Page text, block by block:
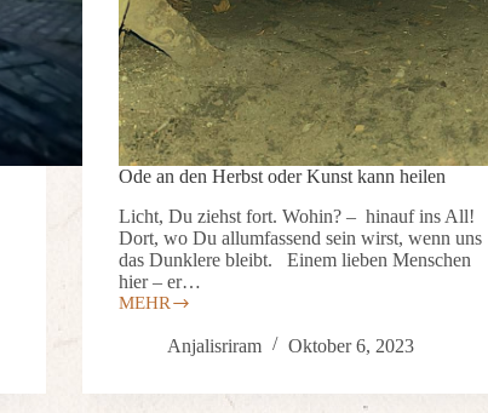
Ode an den Herbst oder Kunst kann heilen
Licht, Du ziehst fort. Wohin? – hinauf ins All!
Dort, wo Du allumfassend sein wirst, wenn uns
das Dunklere bleibt. Einem lieben Menschen
hier – er…
MEHR
Anjalisriram Oktober 6, 2023